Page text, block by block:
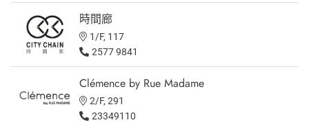
時間廊
1/F, 117
2577 9841
Clémence by Rue Madame
2/F, 291
23349110